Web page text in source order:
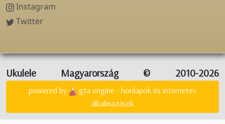
Instagram
Twitter
Ukulele Magyarország © 2010-2026
powered by
gta engine - honlapok és internetes
alkalmazások